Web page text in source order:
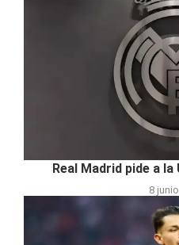
Real Madrid pide a
8